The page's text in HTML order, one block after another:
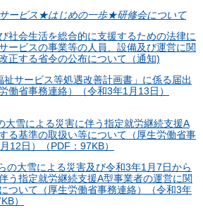
サービス★はじめの一歩★研修会について
社会生活を総合的に支援するための法律に
ービスの事業等の人員、設備及び運営に関
正する省令の公布について（通知)
サービス等処遇改善計画書」に係る届出
働省事務連絡）（令和3年1月13日）
大雪による災害に伴う指定就労継続支援A
る基準の取扱い等について（厚生労働省事
12日）（PDF：97KB）
の大雪による災害及び令和3年1月7日から
う指定就労継続支援A型事業者の運営に関
ついて（厚生労働省事務連絡）（令和3年
）